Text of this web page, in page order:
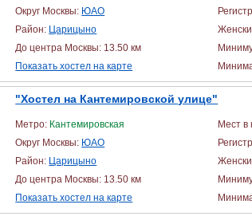
Округ Москвы: ЮАО
Район: Царицыно
До центра Москвы: 13.50 км
Показать хостел на карте
"Хостел на Кантемировской улице"
Метро: Кантемировская
Округ Москвы: ЮАО
Район: Царицыно
До центра Москвы: 13.50 км
Показать хостел на карте
Мест в